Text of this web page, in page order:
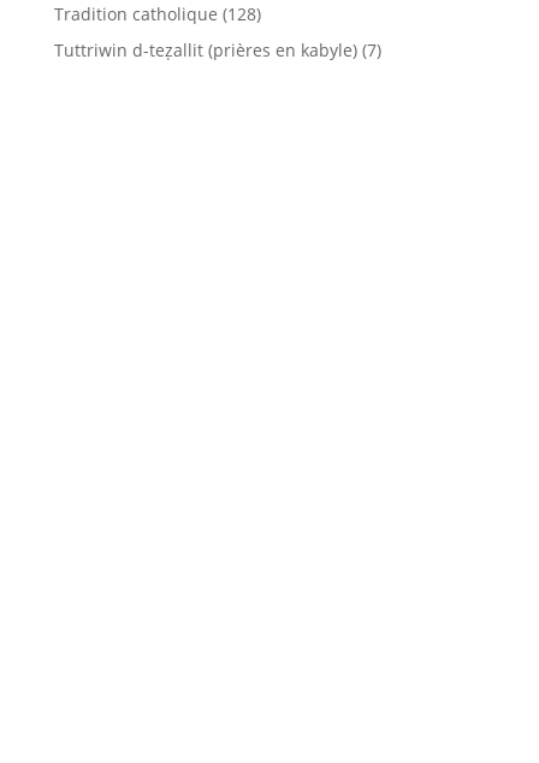
Tradition catholique (128)
Tuttriwin d-teẓallit (prières en kabyle)(7)